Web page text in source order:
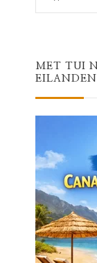
for
MET TUI
EILANDEN